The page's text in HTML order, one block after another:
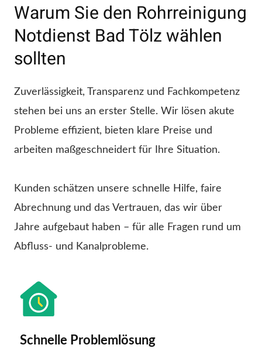
Warum Sie den Rohrreinigung
Notdienst Bad Tölz wählen
sollten
Zuverlässigkeit, Transparenz und Fachkompetenz
stehen bei uns an erster Stelle. Wir lösen akute
Probleme effizient, bieten klare Preise und
arbeiten maßgeschneidert für Ihre Situation.
Kunden schätzen unsere schnelle Hilfe, faire
Abrechnung und das Vertrauen, das wir über
Jahre aufgebaut haben – für alle Fragen rund um
Abfluss- und Kanalprobleme.
Schnelle Problemlösung